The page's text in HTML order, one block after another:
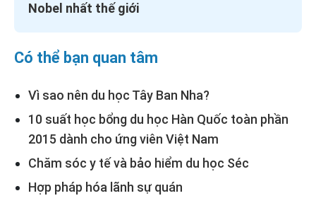
Nobel nhất thế giới
Có thể bạn quan tâm
Vì sao nên du học Tây Ban Nha?
10 suất học bổng du học Hàn Quốc toàn phần
2015 dành cho ứng viên Việt Nam
Chăm sóc y tế và bảo hiểm du học Séc
Hợp pháp hóa lãnh sự quán